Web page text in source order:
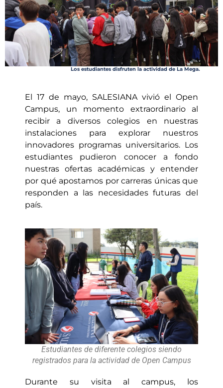
Los estudiantes disfruten la actividad de La Mega.
El 17 de mayo, SALESIANA vivió el Open
Campus, un momento extraordinario al
recibir a diversos colegios en nuestras
instalaciones para explorar nuestros
innovadores programas universitarios. Los
estudiantes pudieron conocer a fondo
nuestras ofertas académicas y entender
por qué apostamos por carreras únicas que
responden a las necesidades futuras del
país.
Estudiantes de diferente colegios siendo
registrados para la actividad de Open Campus
Durante su visita al campus, los